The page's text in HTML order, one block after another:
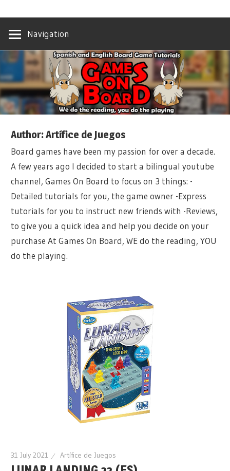
content
GAMES
ON
BOARD
the
reading,
do
the
playing
Navigation
Author:Artífice de Juegos
Board games have been my passion for over a decade.
A few years ago I decided to start a bilingual youtube
channel, Games On Board to focus on 3 things: -
Detailed tutorials for you, the game owner -Express
tutorials for you to instruct new friends with -Reviews,
to give you a quick idea and help you decide on your
purchase At Games On Board, WE do the reading, YOU
do the playing.
31 July 2021 Artífice de Juegos